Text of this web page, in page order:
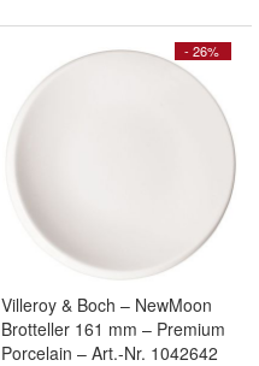
- 26%
Villeroy & Boch – NewMoon
Brotteller 161 mm – Premium
Porcelain – Art.-Nr. 1042642